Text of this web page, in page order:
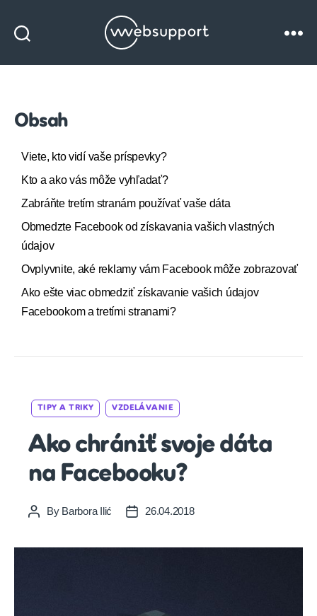
Websupport
Obsah
Viete, kto vidí vaše príspevky?
Kto a ako vás môže vyhľadať?
Zabráňte tretím stranám používať vaše dáta
Obmedzte Facebook od získavania vašich vlastných
údajov
Ovplyvnite, aké reklamy vám Facebook môže zobrazovať
Ako ešte viac obmedziť získavanie vašich údajov
Facebookom a tretími stranami?
Categories
TIPY A TRIKY VZDELÁVANIE
Ako chrániť svoje dáta
na Facebooku?
PostBy Barbora Ilić
Post26.04.2018